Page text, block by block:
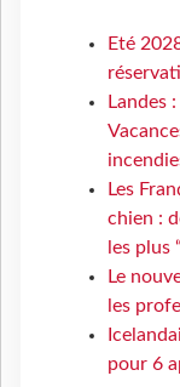
Eté
Landes
Les
chien :
les plus
Le
les
pour 6